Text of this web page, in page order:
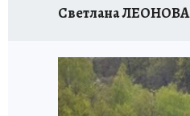
Светлана ЛЕОНОВА